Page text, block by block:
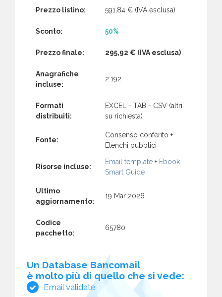
Prezzo listino: 591,84 € (IVA esclusa)
Sconto: 50%
Prezzo finale: 295,92 € (IVA esclusa)
Anagrafiche
incluse:
2.192
Formati
distribuiti:
EXCEL - TAB - CSV (altri
su richiesta)
Fonte:
Consenso conferito +
Elenchi pubblici
Risorse incluse:
Email template + Ebook
Smart Guide
Ultimo
aggiornamento:
19 Mar 2026
Codice
pacchetto:
65780
Un Database Bancomail
è molto più di quello che si vede:
Email validate